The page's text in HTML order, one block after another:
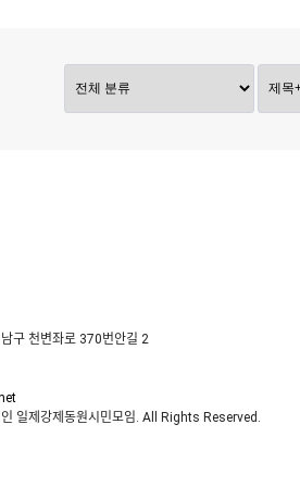
구 천변좌로 370번안길 2
일제강제동원시민모임. All Rights Reserved.